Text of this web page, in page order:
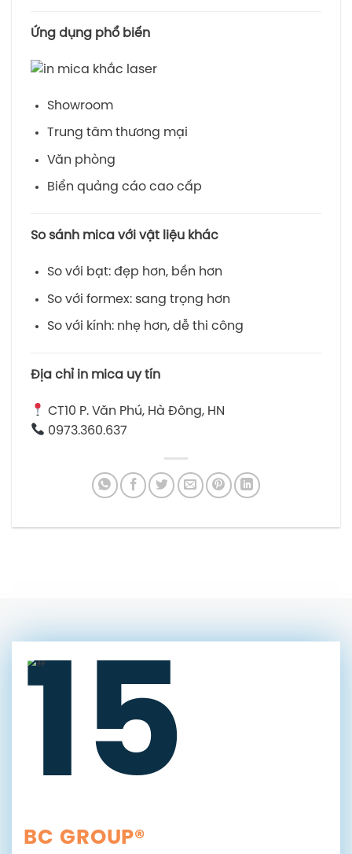
Ứng dụng phổ biến
Showroom
Trung tâm thương mại
Văn phòng
Biển quảng cáo cao cấp
So sánh mica với vật liệu khác
So với bạt: đẹp hơn, bền hơn
So với formex: sang trọng hơn
So với kính: nhẹ hơn, dễ thi công
Địa chỉ in mica uy tín
CT10 P. Văn Phú, Hà Đông, HN
0973.360.637
15
BC GROUP®